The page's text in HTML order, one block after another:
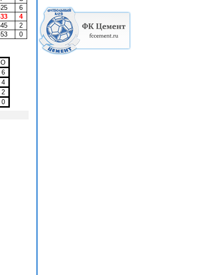
6
4
2
0
О
6
4
2
0